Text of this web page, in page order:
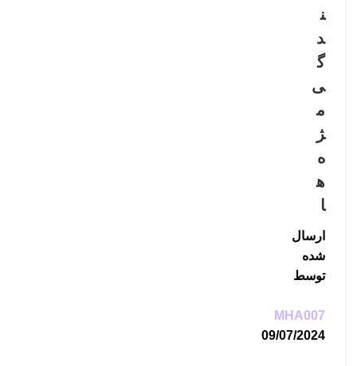
ن
د
گ
ی
م
ژ
ه‌
ه
ا
ارسال
شده
توسط
MHA007
09/07/2024